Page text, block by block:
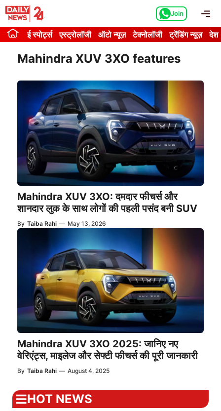
Skip
content
Join
ई स्पोर्ट्स एस्ट्रोलॉजी ऑटो न्यूज़ टेक्नोलॉजी ट्रेंडिंग न्यूज़ देश
Mahindra XUV 3XO features
Mahindra XUV 3XO: दमदार फीचर्स और
शानदार लुक के साथ लोगों की पहली पसंद बनी SUV
By Taiba Rahi — May 13, 2026
Mahindra XUV 3XO 2025: जानिए नए
वेरिएंट्स, माइलेज और सेफ्टी फीचर्स की पूरी जानकारी
By Taiba Rahi — August 4, 2025
HOT NEWS